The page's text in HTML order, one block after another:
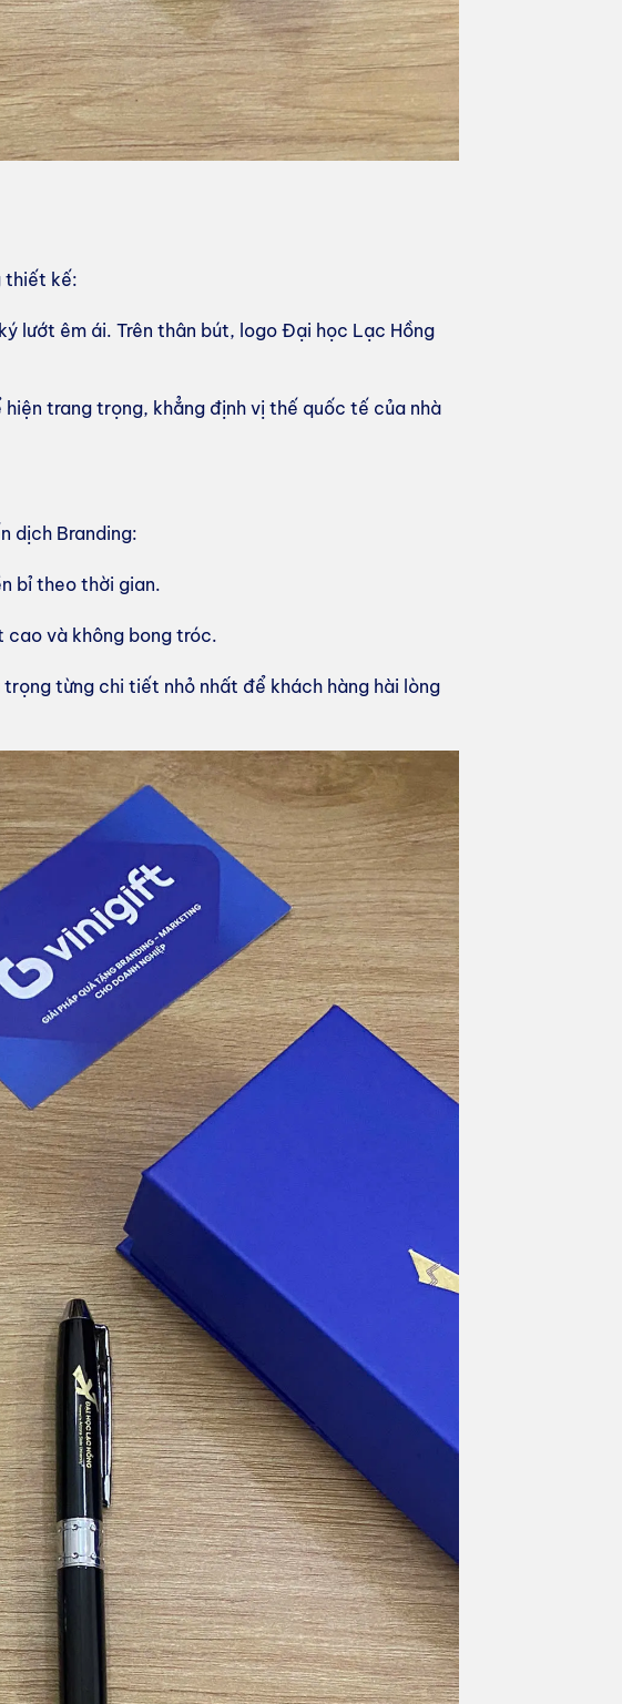
thiết kế:
lướt êm ái. Trên thân bút, logo Đại học Lạc Hồng
trang trọng, khẳng định vị thế quốc tế của nhà
dịch Branding:
bỉ theo thời gian.
và không bong tróc.
từng chi tiết nhỏ nhất để khách hàng hài lòng